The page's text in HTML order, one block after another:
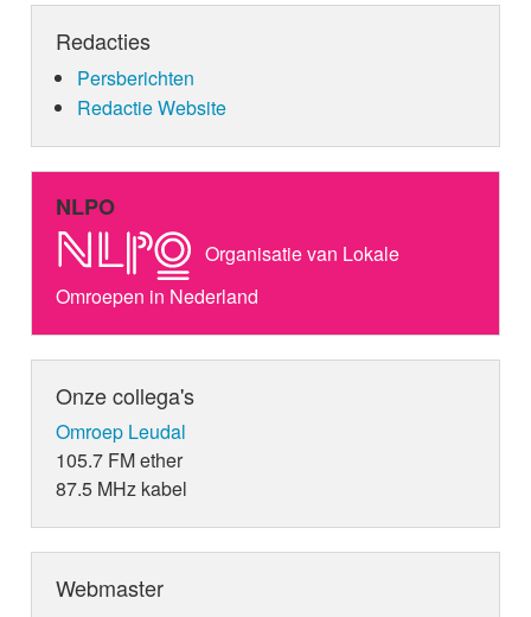
Redacties
Persberichten
Redactie Website
NLPO
Organisatie van Lokale
Omroepen in Nederland
Onze collega's
Omroep Leudal
105.7 FM ether
87.5 MHz kabel
Webmaster